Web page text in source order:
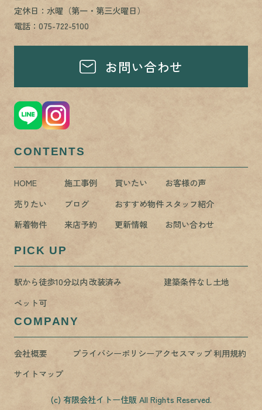
定休日：水曜（第一・第三火曜日）
電話：075-722-5100
お問い合わせ
CONTENTS
HOME 施工事例 買いたい
お客様の声
売りたい
ブログ おすすめ物件スタッフ紹介
新着物件
来店予約 更新情報 お問い合わせ
PICK UP
駅から徒歩10分以内改装済み
建築条件なし土地
ペット可
COMPANY
会社概要 プライバシーポリシーアクセスマップ利用規約
サイトマップ
(c) 有限会社イトー住販 All Rights Reserved.